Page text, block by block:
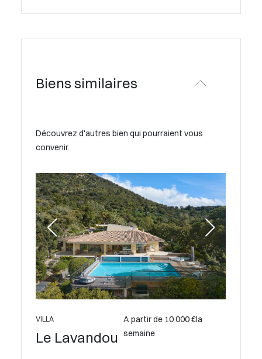
Biens similaires
Découvrez d'autres bien qui pourraient vous
convenir.
VILLA
Le Lavandou
A partir de 10 000 €la
semaine